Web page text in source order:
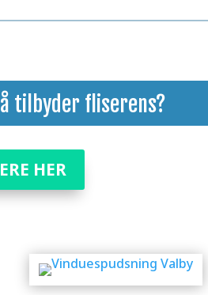
tilbyder fliserens?
HER